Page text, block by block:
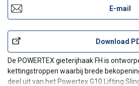
E-mail
Download
De POWERTEX gieterijhaak FH is
kettingstroppen waarbij brede
deel uit van het Powertex G10 Lifting